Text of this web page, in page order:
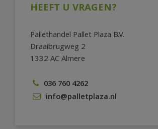
HEEFT U VRAGEN?
Pallethandel Pallet Plaza B.V.
Draaibrugweg 2
1332 AC Almere
036 760 4262
info@palletplaza.nl